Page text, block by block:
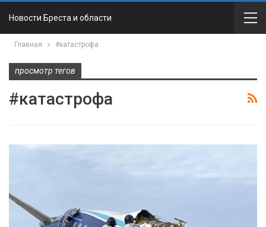
Новости Бреста и области
Главная #катастрофа
просмотр тегов
#катастрофа